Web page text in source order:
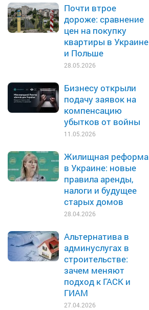
Почти втрое
дороже: сравнение
цен на покупку
квартиры в Украине
и Польше
28.05.2026
Бизнесу открыли
подачу заявок на
компенсацию
убытков от войны
11.05.2026
Жилищная реформа
в Украине: новые
правила аренды,
налоги и будущее
старых домов
28.04.2026
Альтернатива в
админуслугах в
строительстве:
зачем меняют
подход к ГАСК и
ГИАМ
27.04.2026